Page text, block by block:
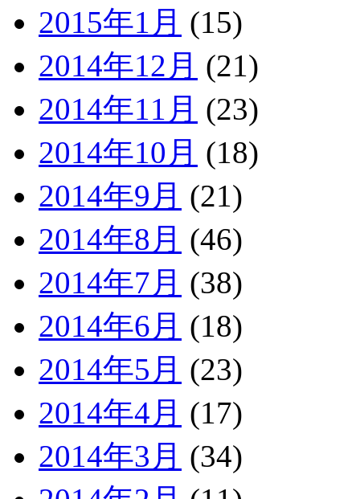
2015年1月 (15)
2014年12月 (21)
2014年11月 (23)
2014年10月 (18)
2014年9月 (21)
2014年8月 (46)
2014年7月 (38)
2014年6月 (18)
2014年5月 (23)
2014年4月 (17)
2014年3月 (34)